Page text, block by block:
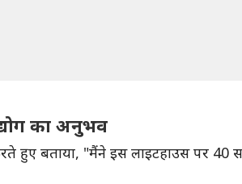
का अनुभव
हुए बताया, "मैंने इस लाइटहाउस पर